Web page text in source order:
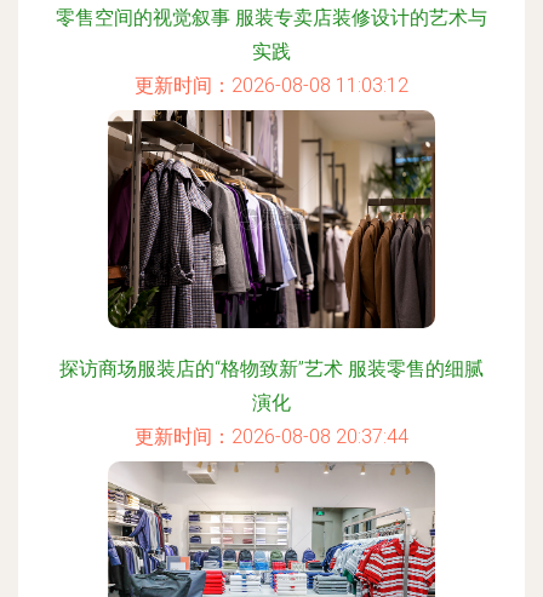
零售空间的视觉叙事 服装专卖店装修设计的艺术与
实践
更新时间：2026-08-08 11:03:12
探访商场服装店的“格物致新”艺术 服装零售的细腻
演化
更新时间：2026-08-08 20:37:44